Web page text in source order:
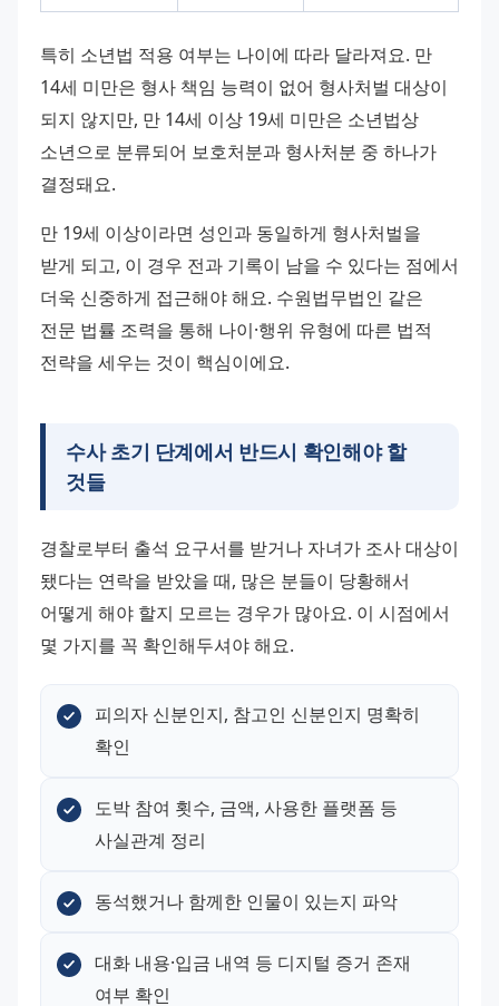
특히 소년법 적용 여부는 나이에 따라 달라져요. 만
14세 미만은 형사 책임 능력이 없어 형사처벌 대상이
되지 않지만, 만 14세 이상 19세 미만은 소년법상
소년으로 분류되어 보호처분과 형사처분 중 하나가
결정돼요.
만 19세 이상이라면 성인과 동일하게 형사처벌을
받게 되고, 이 경우 전과 기록이 남을 수 있다는 점에서
더욱 신중하게 접근해야 해요. 수원법무법인 같은
전문 법률 조력을 통해 나이·행위 유형에 따른 법적
전략을 세우는 것이 핵심이에요.
수사 초기 단계에서 반드시 확인해야 할
것들
경찰로부터 출석 요구서를 받거나 자녀가 조사 대상이
됐다는 연락을 받았을 때, 많은 분들이 당황해서
어떻게 해야 할지 모르는 경우가 많아요. 이 시점에서
몇 가지를 꼭 확인해두셔야 해요.
피의자 신분인지, 참고인 신분인지 명확히
확인
도박 참여 횟수, 금액, 사용한 플랫폼 등
사실관계 정리
동석했거나 함께한 인물이 있는지 파악
대화 내용·입금 내역 등 디지털 증거 존재
여부 확인